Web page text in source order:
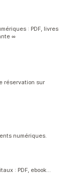
: PDF, livres
∞
réservation sur
numériques.
: PDF, ebook...